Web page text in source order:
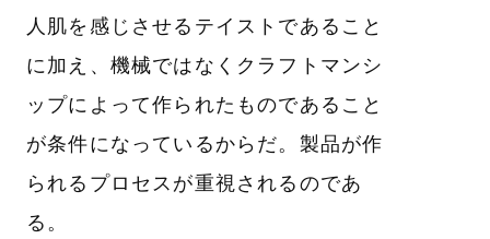
人肌を感じさせるテイストであること
に加え、機械ではなくクラフトマンシ
ップによって作られたものであること
が条件になっているからだ。製品が作
られるプロセスが重視されるのであ
る。